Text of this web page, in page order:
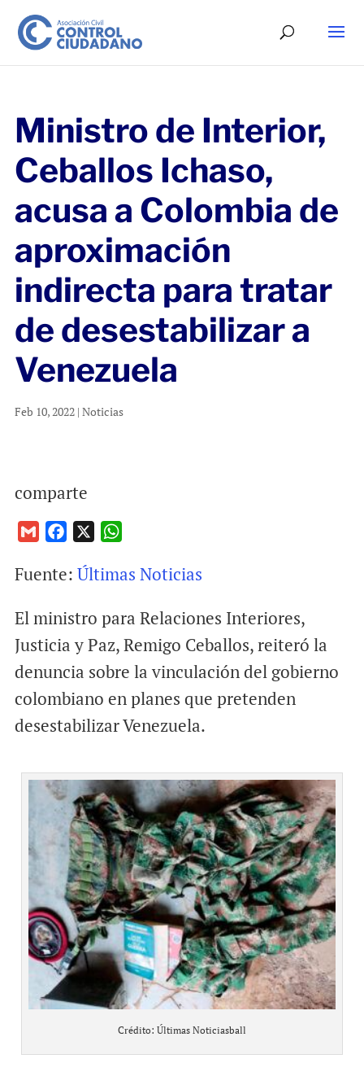
Ministro de Interior,
Ceballos Ichaso,
acusa a Colombia de
aproximación
indirecta para tratar
de desestabilizar a
Venezuela
Feb 10, 2022| Noticias
comparte
a
l
c
b
k
a
s
A
p
Fuente: Últimas Noticias
El ministro para Relaciones Interiores,
Justicia y Paz, Remigo Ceballos, reiteró la
denuncia sobre la vinculación del gobierno
colombiano en planes que pretenden
desestabilizar Venezuela.
Crédito: Últimas Noticiasball